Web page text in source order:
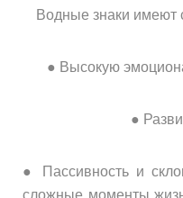
Водные знаки имеют
● Высокую
●
● Пассивность и